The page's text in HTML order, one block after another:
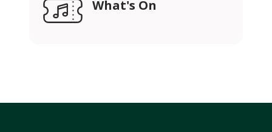
What's On